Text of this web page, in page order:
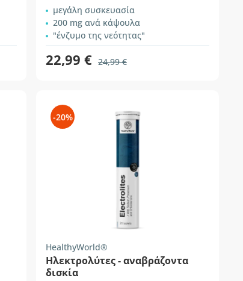
μεγάλη συσκευασία
200 mg ανά κάψουλα
"ένζυμο της νεότητας"
22,99 € 24,99 €
-20%
HealthyWorld®
Ηλεκτρολύτες - αναβράζοντα
δισκία